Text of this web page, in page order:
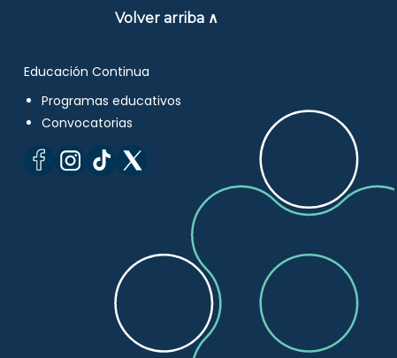
Volver arriba ∧
Educación Continua
Programas educativos
Convocatorias